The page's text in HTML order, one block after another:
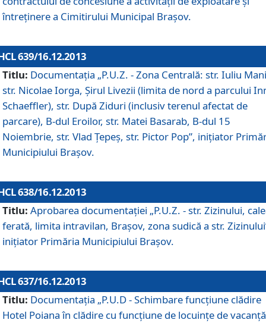
întreţinere a Cimitirului Municipal Braşov.
639/16.12.2013
Titlu: Documentaţia „P.U.Z. - Zona Centrală: str. Iuliu
str. Nicolae Iorga, Şirul Livezii (limita de nord a parcului
Schaeffler), str. După Ziduri (inclusiv terenul afectat de
parcare), B-dul Eroilor, str. Matei Basarab, B-dul 15
Noiembrie, str. Vlad Ţepeş, str. Pictor Pop”, iniţiator
Municipiului Braşov.
638/16.12.2013
Titlu: Aprobarea documentaţiei „P.U.Z. - str. Zizinului,
ferată, limita intravilan, Braşov, zona sudică a str.
iniţiator Primăria Municipiului Braşov.
637/16.12.2013
Titlu: Documentaţia „P.U.D - Schimbare funcţiune clădire
Hotel Poiana în clădire cu funcţiune de locuinţe de